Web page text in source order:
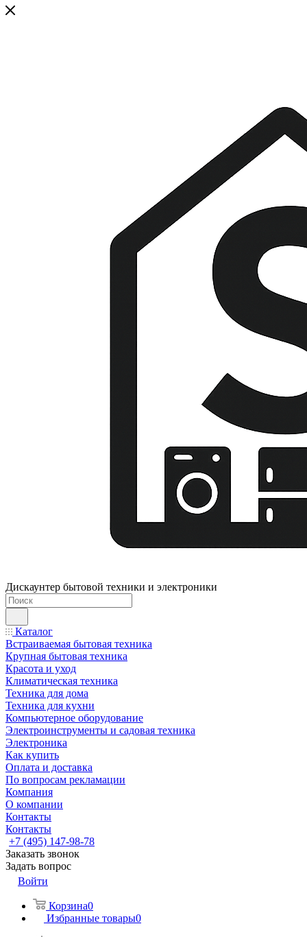
Дискаунтер бытовой техники и электроники
Каталог
Встраиваемая бытовая техника
Крупная бытовая техника
Красота и уход
Климатическая техника
Техника для дома
Техника для кухни
Компьютерное оборудование
Электроинструменты и садовая техника
Электроника
Как купить
Оплата и доставка
По вопросам рекламации
Компания
О компании
Контакты
Контакты
+7 (495) 147-98-78
Заказать звонок
Задать вопрос
Войти
Корзина0
Избранные товары0